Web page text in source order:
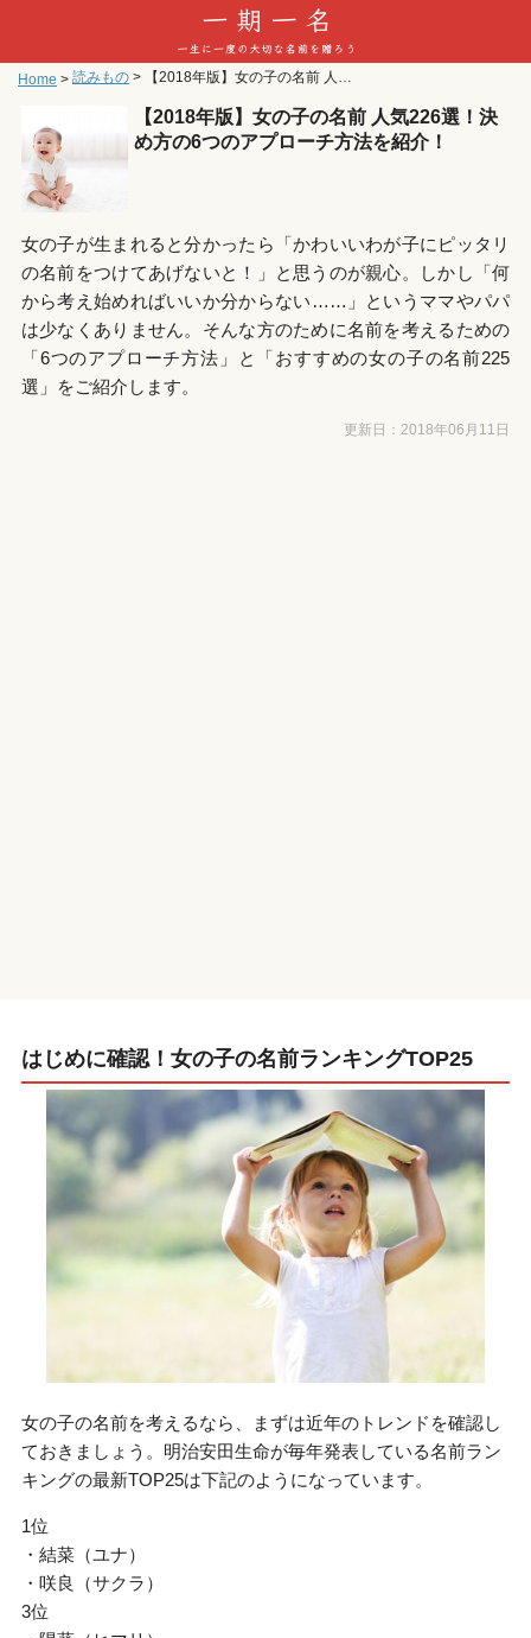
Home > 読みもの > 【2018年版】女の子の名前 人気226選！決め方の6つのアプローチ方法を紹介！
【2018年版】女の子の名前 人気226選！決
め方の6つのアプローチ方法を紹介！
女の子が生まれると分かったら「かわいいわが子にピッタリ
の名前をつけてあげないと！」と思うのが親心。しかし「何
から考え始めればいいか分からない……」というママやパパ
は少なくありません。そんな方のために名前を考えるための
「6つのアプローチ方法」と「おすすめの女の子の名前225
選」をご紹介します。
更新日： 2018年06月11日
はじめに確認！女の子の名前ランキングTOP25
女の子の名前を考えるなら、まずは近年のトレンドを確認し
ておきましょう。明治安田生命が毎年発表している名前ラン
キングの最新TOP25は下記のようになっています。
1位
・結菜（ユナ）
・咲良（サクラ）
3位